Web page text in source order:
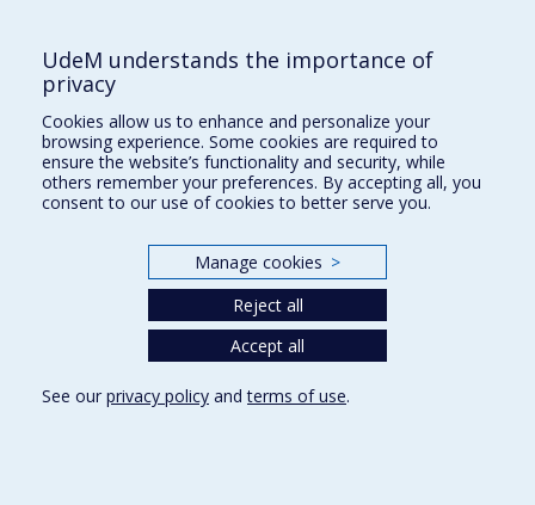
Who does what?
Find us
Site map
Accessibility
UdeM understands the importance of
privacy
Cookies allow us to enhance and personalize your
browsing experience. Some cookies are required to
ensure the website’s functionality and security, while
others remember your preferences. By accepting all, you
consent to our use of cookies to better serve you.
Manage cookies >
Reject all
Accept all
See our privacy policy andterms of use.